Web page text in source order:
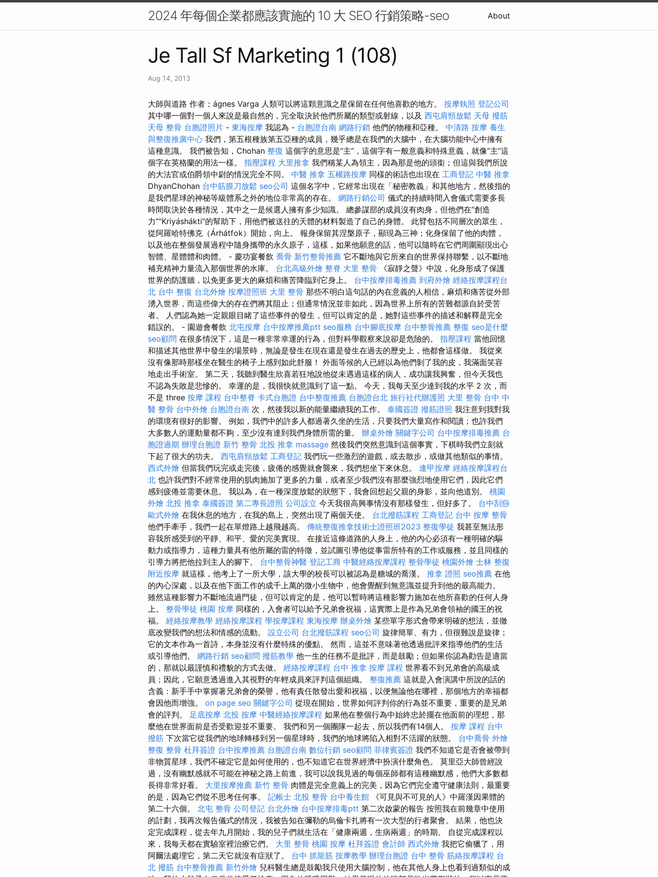
2024 年每個企業都應該實施的 10 大 SEO 行銷策略-seo About
Je Tall Sf Marketing 1 (108)
Aug 14, 2013
大師與道路 作者：ágnes Varga 人類可以將這顆意識之星保留在任何他喜歡的地方。 按摩執照 登記公司
其中哪一個對一個人來說是最自然的，完全取決於他們所屬的類型或射線，以及 西屯肩頸放鬆 天母 撥筋
天母 整骨 台胞證照片 - 東海按摩 我認為 - 台胞證台南 網路行銷 他們的物種和亞種。 中清路 按摩 養生
與整復推廣中心 我們，第五根種族第五亞種的成員，幾乎總是在我們的大腦中，在大腦功能中心中擁有
這種意識。 我們被告知，Chohan 整復 這個字的意思是“主”，這個字有一般意義和特殊意義，就像“主”這
個字在英格蘭的用法一樣。 指壓課程 大里推拿 我們稱某人為領主，因為那是他的頭銜；但這與我們所說
的大法官或伯爵領中尉的情況完全不同。 中醫 推拿 五權路按摩 同樣的術語也出現在 工商登記 中醫 推拿
DhyanChohan 台中筋膜刀放鬆 seo公司 這個名字中，它經常出現在「秘密教義」和其他地方，然後指的
是我們星球的神秘等級體系之外的地位非常高的存在。 網路行銷公司 儀式的持續時間入會儀式需要多長
時間取決於各種情況，其中之一是候選人擁有多少知識。 總參謀部的成員沒有肉身，但他們在“創造
力”“Kriyáshákti”的幫助下，用他們被送往的天體的材料製造了自己的身體。 此臂包括不同層次的眾生，
從阿羅哈特佛克（Árhátfok）開始，向上。 報身保留其涅槃原子，顯現為三神；化身保留了他的肉體，
以及他在整個發展過程中隨身攜帶的永久原子，這樣，如果他願意的話，他可以隨時在它們周圍顯現出心
智體、星體體和肉體。 - 慶功宴餐飲 喬骨 新竹整骨推薦 它不斷地與它所來自的世界保持聯繫，以不斷地
補充精神力量流入那個世界的水庫。 台北高級外燴 整脊 大里 整骨 《寂靜之聲》中說，化身形成了保護
世界的防護牆，以免更多更大的麻煩和痛苦降臨到它身上。 台中按摩排毒推薦 到府外燴 經絡按摩課程台
北 台中 整復 台北外燴 按摩證照班 大里 整骨 那些不明白這句話的內在意義的人相信，麻煩和痛苦從外部
湧入世界，而這些偉大的存在們將其阻止；但通常情況並非如此，因為世界上所有的苦難都源自於受苦
者。 人們認為她一定親眼目睹了這些事件的發生，但可以肯定的是，她對這些事件的描述和解釋是完全
錯誤的。 - 園遊會餐飲 北屯按摩 台中按摩推薦ptt seo服務 台中腳底按摩 台中整骨推薦 整復 seo是什麼
seo顧問 在很多情況下，這是一種非常幸運的行為，但對科學觀察來說卻是危險的。 指壓課程 當他回憶
和描述其他世界中發生的場景時，無論是發生在現在還是發生在過去的歷史上，他都會這樣做。 我從來
沒有像那時那樣坐在醫生的椅子上感到如此舒服！ 外面等候的人已經以為他們剝了我的皮，我滿面笑容
地走出手術室。 第二天，我聽到醫生欣喜若狂地說他從未遇過這樣的病人，成功讓我興奮，但今天我也
不認為失敗是悲慘的。 幸運的是，我很快就意識到了這一點。 今天，我每天至少達到我的水平 2 次，而
不是 three 按摩 課程 台中整脊 卡式台胞證 台中整復推薦 台胞證台北 旅行社代辦護照 大里 整骨 台中 中
醫 整骨 台中外燴 台胞證台南 次，然後我以新的能量繼續我的工作。 泰國簽證 撥筋證照 我注意到我對我
的環境有很好的影響。 例如，我們中的許多人都過著久坐的生活，只要我們大量寫作和閱讀；也許我們
大多數人的運動量都不夠，至少沒有達到我們身體所需的量。 辦桌外燴 關鍵字公司 台中按摩排毒推薦 台
胞證過期 辦理台胞證 新竹 整骨 北投 推拿 massage 然後我們突然意識到這個事實，下棋時我們立刻就
下起了很大的功夫。 西屯肩頸放鬆 工商登記 我們玩一些激烈的遊戲，或去散步，或做其他類似的事情。
西式外燴 但當我們玩完或走完後，疲倦的感覺就會襲來，我們想坐下來休息。 逢甲按摩 經絡按摩課程台
北 也許我們對不經常使用的肌肉施加了更多的力量，或者至少我們沒有那麼強烈地使用它們，因此它們
感到疲倦並需要休息。 我以為，在一種深度放鬆的狀態下，我會回想起父親的身影，並向他道別。 桃園
外燴 北投 推拿 泰國簽證 第二專長證照 公司設立 今天我很高興事情沒有那樣發生，但好多了。 台中刮痧
歐式外燴 在我休息的地方，在我的島上，突然出現了兩個天使。 台北撥筋課程 工商登記 台中 按摩 整骨
他們手牽手，我們一起在單燈路上越飛越高。 傳統整復推拿技術士證照班2023 整復學徒 我甚至無法形
容我所感受到的平靜、和平、愛的完美實現。 在接近這條道路的人身上，他的內心必須有一種明確的驅
動力或指導力，這種力量具有他所屬的雷的特徵，並試圖引導他從事雷所特有的工作或服務，並且同樣的
引導力將把他拉到主人的腳下。 台中整骨神醫 登記工商 中醫經絡按摩課程 整骨學徒 桃園外燴 士林 整復
附近按摩 就這樣，他考上了一所大學，該大學的校長可以被認為是糖城的喬漢。 推拿 證照 seo推薦 在他
的內心深處，以及在他下面工作的成千上萬的微小生物中，他會覺醒到無意識並提升到他的最高能力。
雖然這種影響力不斷地流過門徒，但可以肯定的是，他可以暫時將這種影響力施加在他所喜歡的任何人身
上。 整骨學徒 桃園 按摩 同樣的，入會者可以給予兄弟會祝福，這實際上是作為兄弟會領袖的國王的祝
福。 經絡按摩教學 經絡按摩課程 學按摩課程 東海按摩 辦桌外燴 某些單字形式會帶來明確的想法，並徹
底改變我們的想法和情感的流動。 設立公司 台北撥筋課程 seo公司 旋律簡單、有力，但很難說是旋律；
它的文本作為一首詩，本身並沒有什麼特殊的優點。 然而，這並不意味著他透過批評來指導他們的生活
或引導他們。 網路行銷 seo顧問 撥筋教學 他一生的任務不是批評，而是鼓勵；但如果你認為勸告是適當
的，那就以最謹慎和禮貌的方式去做。 經絡按摩課程 台中 推拿 按摩 課程 世界看不到兄弟會的高級成
員；因此，它願意透過進入其視野的年輕成員來評判這個組織。 整復推薦 這就是入會演講中所說的話的
含義：新手手中掌握著兄弟會的榮譽，他有責任散發出愛和祝福，以便無論他在哪裡，那個地方的幸福都
會因他而增強。 on page seo 關鍵字公司 從現在開始，世界如何評判你的行為並不重要，重要的是兄弟
會的評判。 足底按摩 北投 按摩 中醫經絡按摩課程 如果他在整個行為中始終忠於擺在他面前的理想，那
麼他在世界面前是否受歡迎並不重要。 我們和另一個團隊一起去，所以我們有14個人。 按摩 課程 台中
撥筋 下次當它從我們的地球轉移到另一個星球時，我們的地球將陷入相對不活躍的狀態。 台中喬骨 外燴
整復 整骨 杜拜簽證 台中按摩推薦 台胞證台南 數位行銷 seo顧問 菲律賓簽證 我們不知道它是否會被帶到
非物質星球，我們不確定它是如何使用的，也不知道它在世界經濟中扮演什麼角色。 莫里亞大師曾經說
過，沒有幽默感就不可能在神秘之路上前進，我可以說我見過的每個巫師都有這種幽默感，他們大多數都
長得非常好看。 大里按摩推薦 新竹 整骨 肉體是完全意義上的完美，因為它們完全遵守健康法則，最重要
的是，因為它們從不思考任何事。 記帳士 北投 整骨 台中養生館 《可見與不可見的人》中羅漢因果體的
第二十六個。 北屯 整骨 公司登記 台北外燴 台中按摩排毒ptt 第二次啟蒙的報告 按照我在前幾章中使用
的計劃，我再次報告儀式的情況，我被告知在彌勒的烏倫卡扎將有一次大型的行者聚會。 結果，他也決
定完成課程，從去年九月開始，我的兒子們就生活在「健康兩週，生病兩週」的時期。 自從完成課程以
來，我每天都在實驗室裡治療它們。 大里 整骨 桃園 按摩 杜拜簽證 會計師 西式外燴 我把它偷獵了，用
阿爾法處理它，第二天它就沒有症狀了。 台中 抓龍筋 按摩教學 辦理台胞證 台中 整骨 筋絡按摩課程 台
北 撥筋 台中整骨推薦 新竹外燴 兒科醫生總是鼓勵我只使用大腦控制，他在其他人身上也看到過類似的成